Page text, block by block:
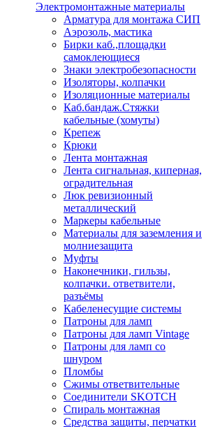
Электромонтажные материалы
Арматура для монтажа СИП
Аэрозоль, мастика
Бирки каб.,площадки
самоклеющиеся
Знаки электробезопасности
Изоляторы, колпачки
Изоляционные материалы
Каб.бандаж.Стяжки
кабельные (хомуты)
Крепеж
Крюки
Лента монтажная
Лента сигнальная, киперная,
оградительная
Люк ревизионный
металлический
Маркеры кабельные
Материалы для заземления и
молниезащита
Муфты
Наконечники, гильзы,
колпачки. ответвители,
разъёмы
Кабеленесущие системы
Патроны для ламп
Патроны для ламп Vintage
Патроны для ламп со
шнуром
Пломбы
Сжимы ответвительные
Соединители SKOTCH
Спираль монтажная
Средства защиты, перчатки